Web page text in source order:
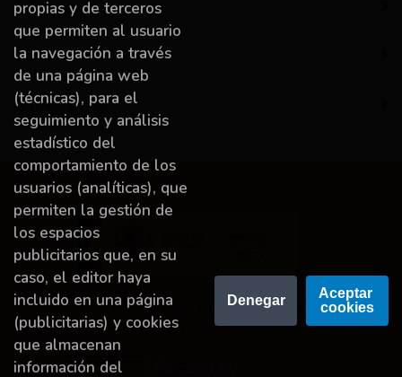
Información
Destacado
A miña conta
Proyecto financiado por la Dirección General del
Libro y Fomento de la Lectura, Ministerio de
Cultura y Deporte.
propias y de terceros
que permiten al usuario
la navegación a través
de una página web
(técnicas), para el
seguimiento y análisis
estadístico del
comportamiento de los
usuarios (analíticas), que
permiten la gestión de
los espacios
publicitarios que, en su
caso, el editor haya
incluido en una página
(publicitarias) y cookies
que almacenan
información del
Denegar
Aceptar
cookies